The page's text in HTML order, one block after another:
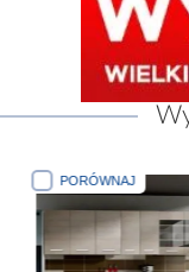
PORÓWNAJ